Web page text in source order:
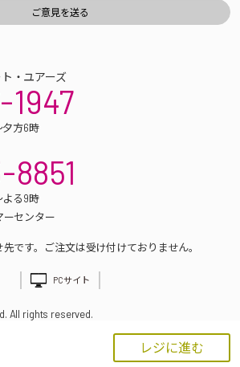
レジに進む
・ユアーズ
1947
夕方6時
8851
よる9時
ーセンター
です。ご注文は受け付けておりません。
PCサイト
All rights reserved.